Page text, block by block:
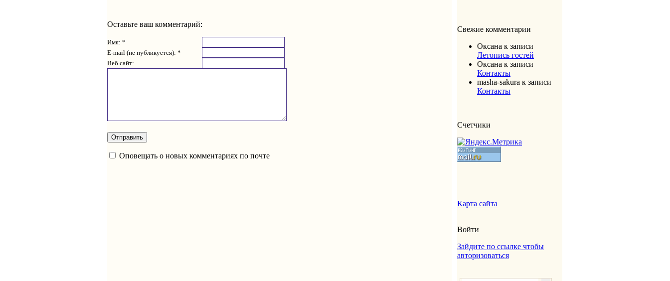
Оставьте ваш комментарий:
Имя: *
E-mail (не публикуется): *
Веб сайт:
Оповещать о новых комментариях по почте
Свежие комментарии
Оксана к записи
Летопись гостей
Оксана к записи
Контакты
masha-sakura к записи
Контакты
Счетчики
Карта сайта
Войти
Зайдите по ссылке чтобы
авторизоваться